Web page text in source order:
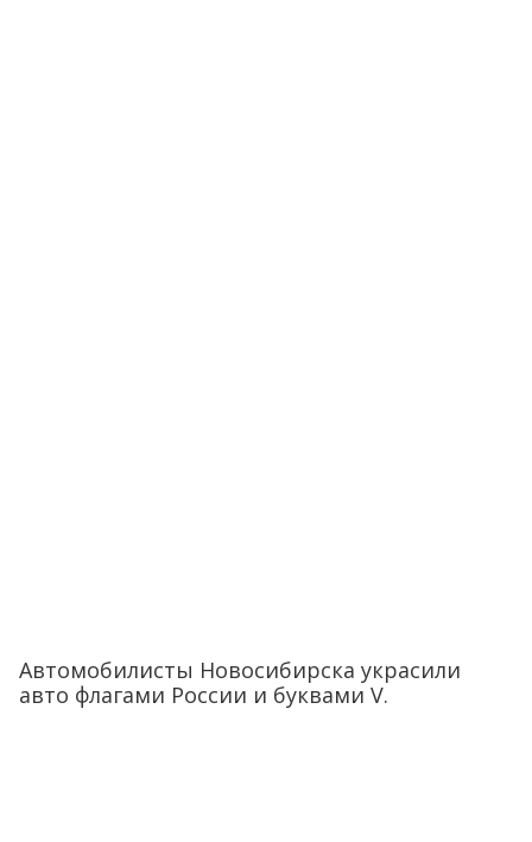
Автомобилисты Новосибирска украсили
авто флагами России и буквами V.